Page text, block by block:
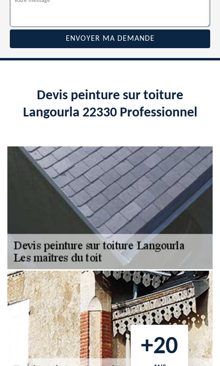
Devis peinture sur toiture
Langourla 22330 Professionnel
+20